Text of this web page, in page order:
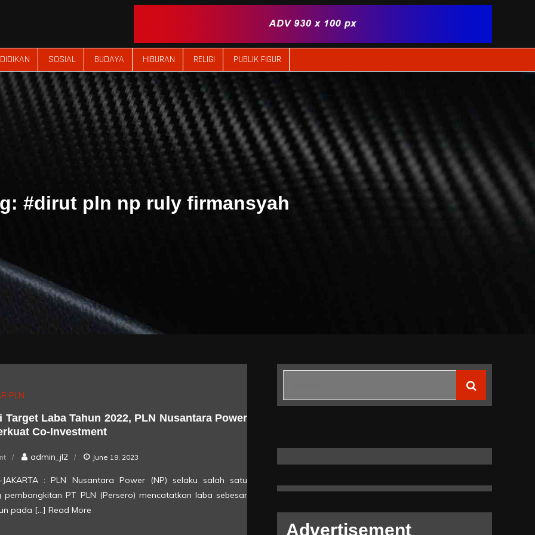
SOSIAL BUDAYA HIBURAN RELIGI PUBLIK FIGUR
#dirut pln np ruly firmansyah
PLN
Target Laba Tahun 2022, PLN Nusantara Power
Co-Investment
on
admin_jl2 June 19, 2023
JAKARTA : PLN Nusantara Power (NP) selaku salah satu
pembangkitan PT PLN (Persero) mencatatkan laba sebesar
pada […] Read More
Advertisement